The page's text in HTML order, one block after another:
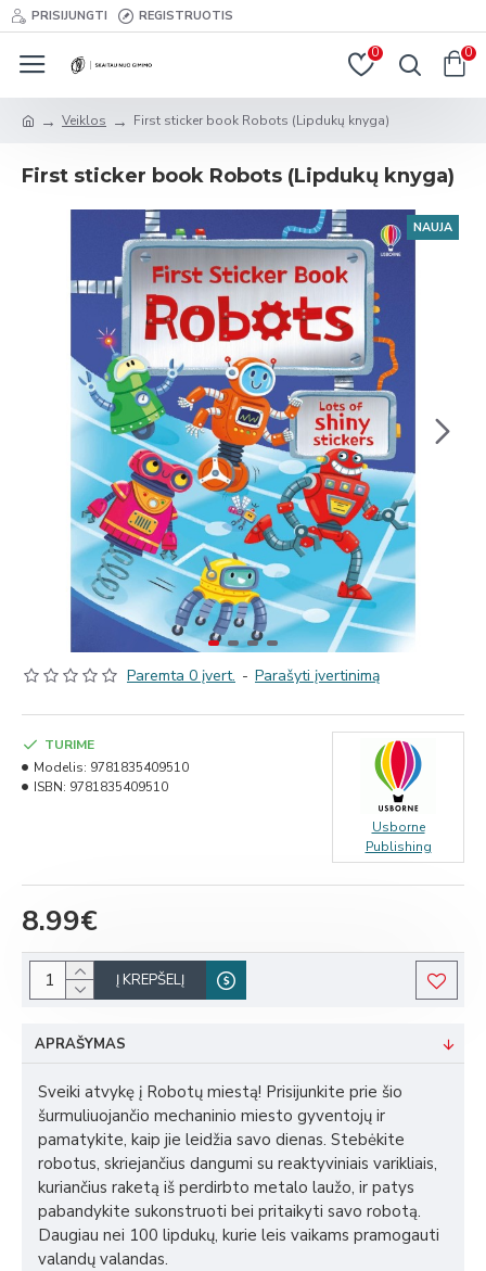
PRISIJUNGTI REGISTRUOTIS
0 0
Veiklos First sticker book Robots (Lipdukų knyga)
First sticker book Robots (Lipdukų knyga)
NAUJA
Paremta 0 įvert. - Parašyti įvertinimą
8.99€
TURIME
Modelis: 9781835409510
ISBN: 9781835409510
Usborne
Publishing
Į KREPŠELĮ
APRAŠYMAS
Sveiki atvykę į Robotų miestą! Prisijunkite prie šio
šurmuliuojančio mechaninio miesto gyventojų ir
pamatykite, kaip jie leidžia savo dienas. Stebėkite
robotus, skriejančius dangumi su reaktyviniais varikliais,
kuriančius raketą iš perdirbto metalo laužo, ir patys
pabandykite sukonstruoti bei pritaikyti savo robotą.
Daugiau nei 100 lipdukų, kurie leis vaikams pramogauti
valandų valandas.